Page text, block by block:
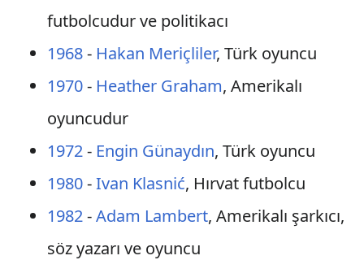
futbolcudur ve politikacı
1968- Hakan Meriçliler, Türk oyuncu
1970- Heather Graham, Amerikalı
oyuncudur
1972- Engin Günaydın, Türk oyuncu
1980-Ivan Klasnić, Hırvat futbolcu
1982-Adam Lambert, Amerikalı şarkıcı,
söz yazarı ve oyuncu